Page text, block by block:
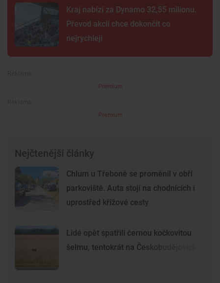
Kraj nabízí za Dynamo 32,55 milionu.
Převod akcií chce dokončit co
nejrychleji
Premium
Premium
Nejčtenější články
Chlum u Třeboně se proměnil v obří
parkoviště. Auta stojí na chodnících i
uprostřed křížové cesty
Lidé opět spatřili černou kočkovitou
šelmu, tentokrát na Českobudějovicku